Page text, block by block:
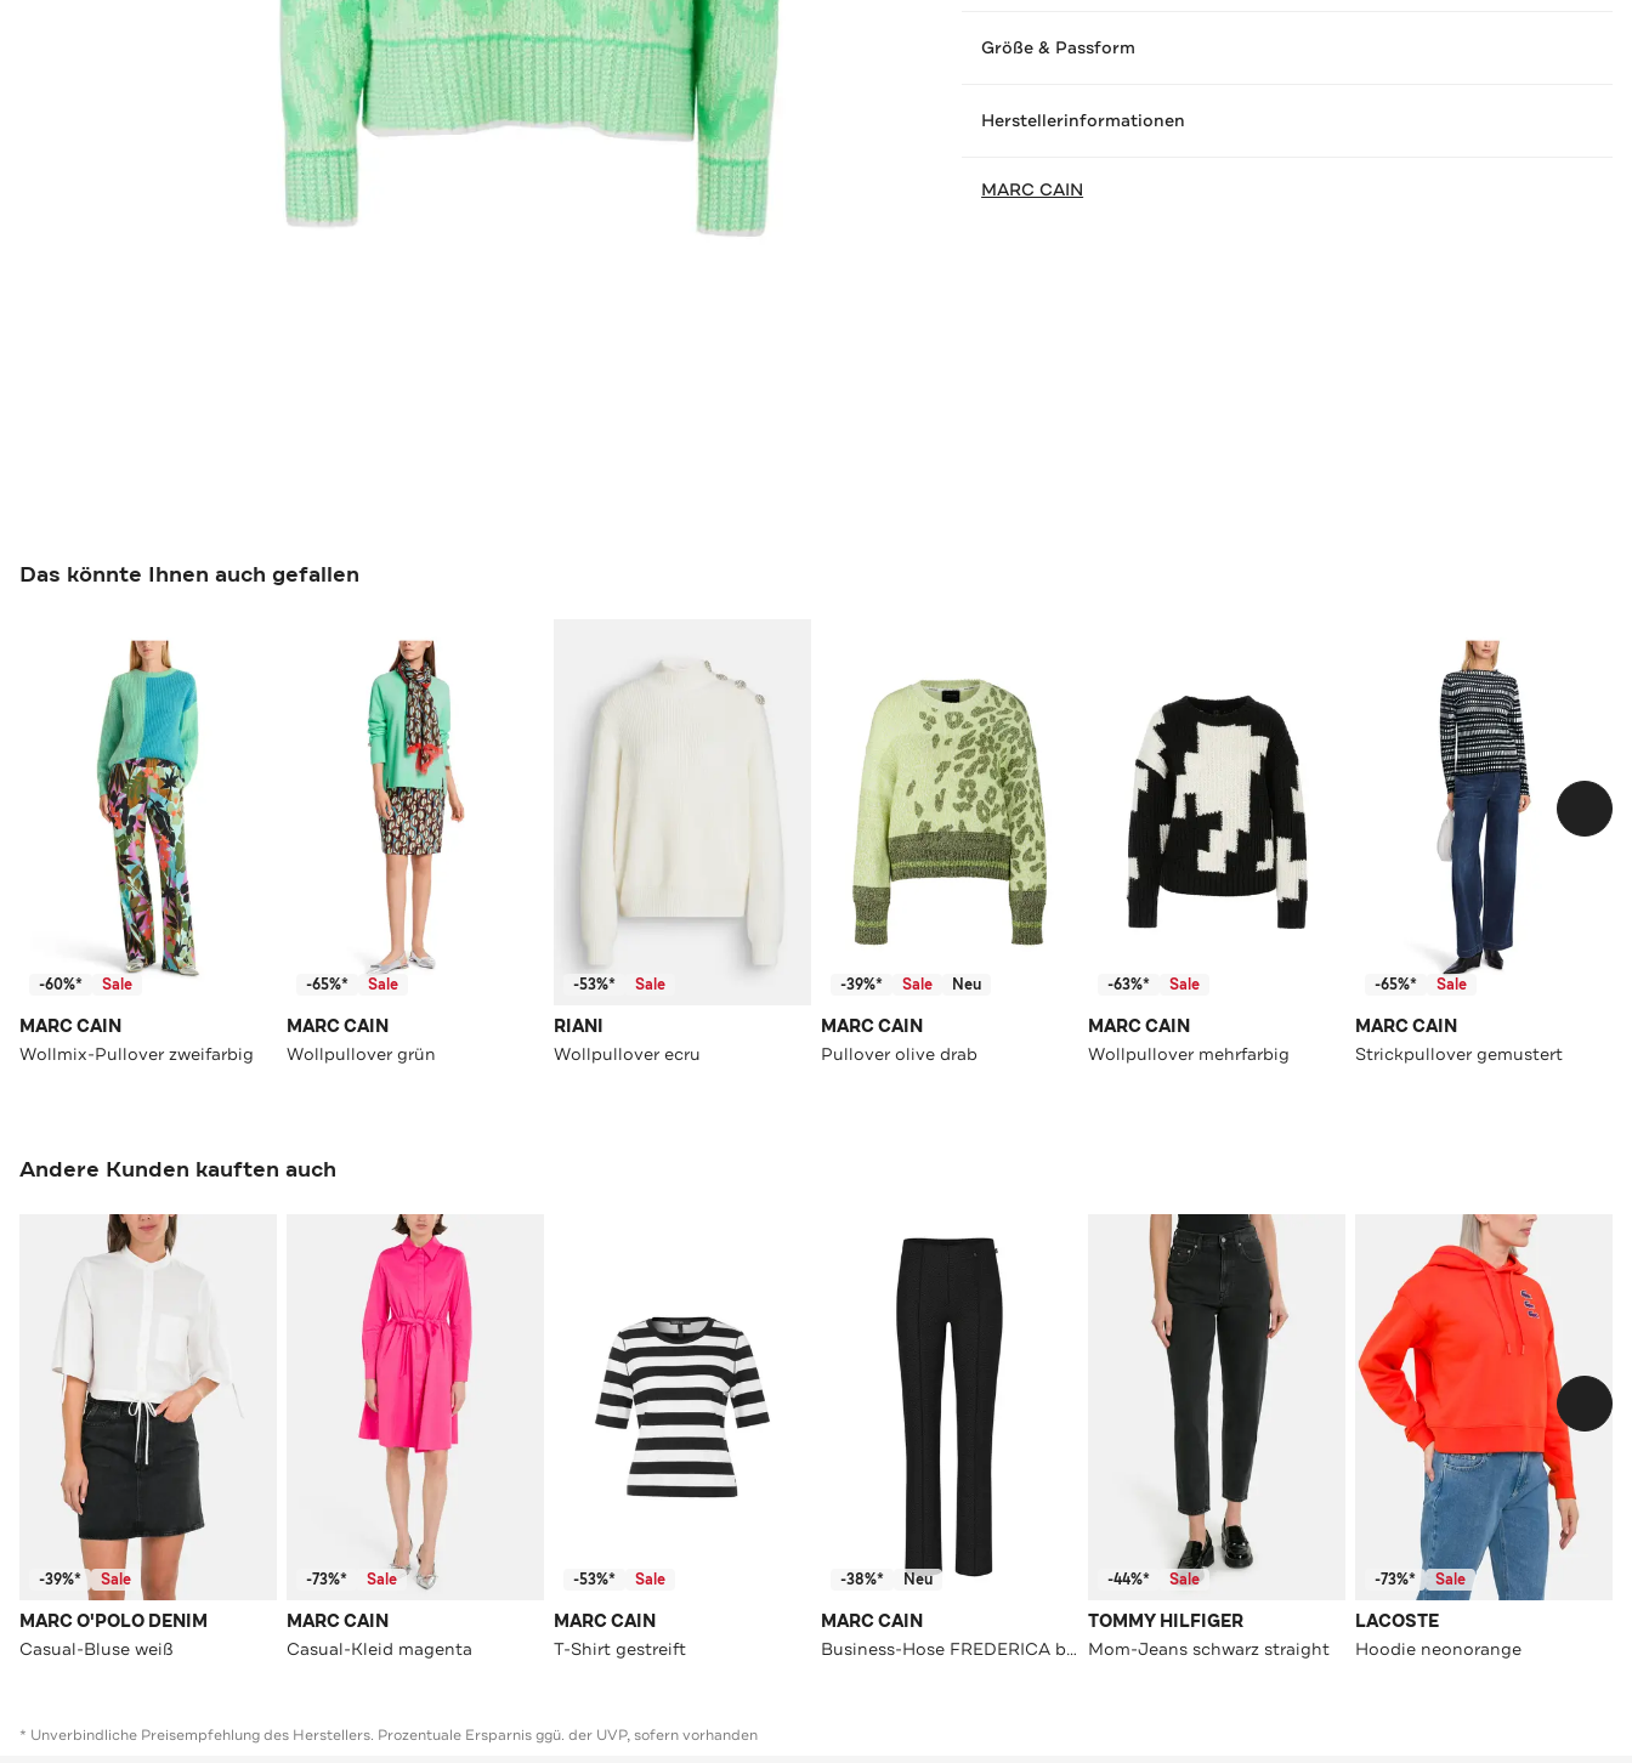
Größe & Passform
Herstellerinformationen
MARC CAIN
Das könnte Ihnen auch gefallen
-60%* Sale
MARC CAIN
Wollmix-Pullover zweifarbig
-65%* Sale
MARC CAIN
Wollpullover grün
-53%* Sale
RIANI
Wollpullover ecru
-39%* Sale Neu
MARC CAIN
Pullover olive drab
-63%* Sale
MARC CAIN
Wollpullover mehrfarbig
-65%* Sale
MARC CAIN
Strickpullover gemustert
Andere Kunden kauften auch
-39%* Sale
MARC O'POLO DENIM
Casual-Bluse weiß
-73%* Sale
MARC CAIN
Casual-Kleid magenta
-53%* Sale
MARC CAIN
T-Shirt gestreift
-38%* Neu
MARC CAIN
Business-Hose FREDERICA black Girlfriend
-44%* Sale
TOMMY HILFIGER
Mom-Jeans schwarz straight
-73%* Sale
LACOSTE
Hoodie neonorange
* Unverbindliche Preisempfehlung des Herstellers. Prozentuale Ersparnis ggü. der UVP, sofern vorhanden